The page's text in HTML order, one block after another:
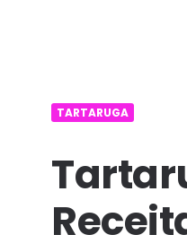
TARTARUGA